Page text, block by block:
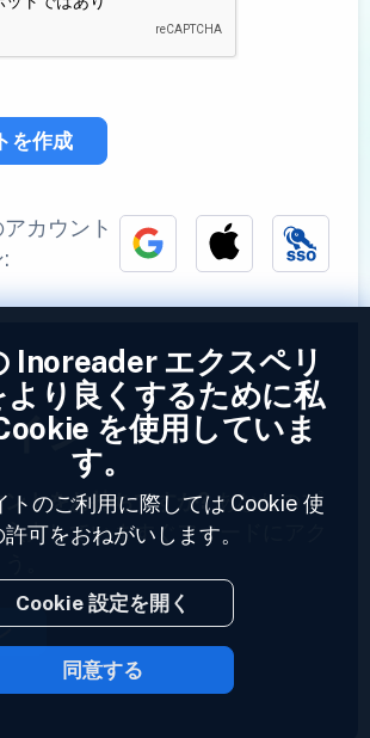
を作成
カウント
ン
ントをお持ちですか?あなたのプ
入力していますぐフィードにアク
2023 © Inoreader
Inoreader エクスペリ
より良くするために私
を使用していま
す。
トのご利用に際しては Cookie 使
許可をおねがいします。
Cookie 設定を開く
同意する